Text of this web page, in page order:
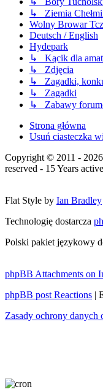
↳ Ziemia
Wolny Browar
Deutsch / English
Hydepark
↳ Kącik dla
↳ Zdjęcia
↳ Zagadki,
↳ Zagadki
↳ Zabawy
Strona główna
Usuń ciasteczka
Copyright © 2011 -
reserved - 15 Years
Flat Style by Ian Bradley
Technologię dostarcza
Polski pakiet językowy
phpBB Attachments on
phpBB post Reactions |
Zasady ochrony danych